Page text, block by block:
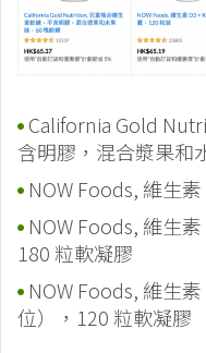
California Gold
含明膠，混合漿果和
NOW Foods, 維生
NOW Foods, 維生
180 粒軟凝膠
NOW Foods, 維生
位），120 粒軟凝膠